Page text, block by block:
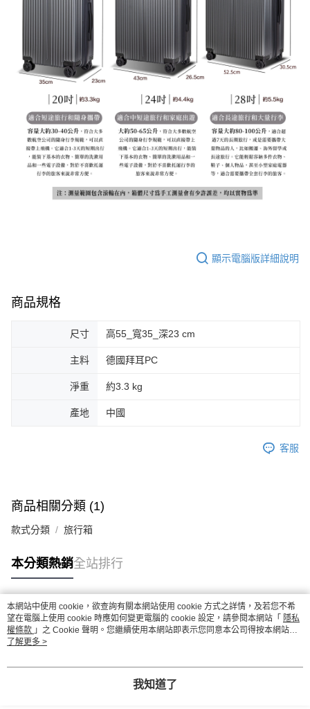
顯示電腦版詳細說明
商品規格
尺寸 高55_寬35_深23 cm
主料 德國拜耳PC
淨重 約3.3 kg
產地 中國
客服
商品相關分類 (1)
款式分類 旅行箱
本分類熱銷全站排行
熱門標籤
本網站中使用 cookie，欲查詢有關本網站使用 cookie 方式之詳情，及若您不希
望在電腦上使用 cookie 時應如何變更電腦的 cookie 設定，請參閱本網站「 隱私
權條款 」之 Cookie 聲明。您繼續使用本網站即表示您同意本公司得按本網站使
用條款之 Cookie 聲明使用 cookie。
了解更多 >
我知道了